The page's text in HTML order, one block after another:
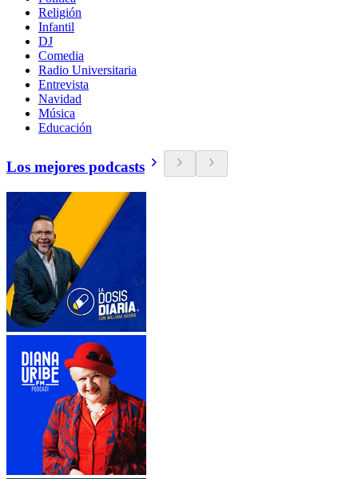
Religión
Infantil
DJ
Comedia
Radio Universitaria
Entrevista
Navidad
Música
Educación
Los mejores podcasts